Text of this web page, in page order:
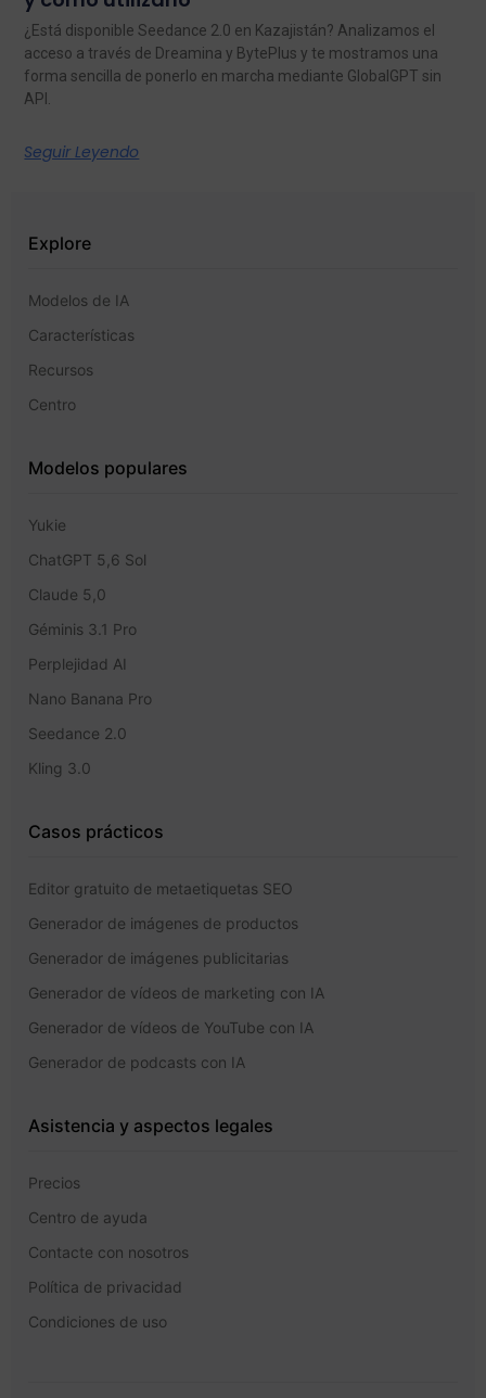
¿Está disponible Seedance 2.0 en Kazajistán? Analizamos el
acceso a través de Dreamina y BytePlus y te mostramos una
forma sencilla de ponerlo en marcha mediante GlobalGPT sin
API.
Seguir Leyendo
Explore
Modelos de IA
Características
Recursos
Centro
Modelos populares
Yukie
ChatGPT 5,6 Sol
Claude 5,0
Géminis 3.1 Pro
Perplejidad AI
Nano Banana Pro
Seedance 2.0
Kling 3.0
Casos prácticos
Editor gratuito de metaetiquetas SEO
Generador de imágenes de productos
Generador de imágenes publicitarias
Generador de vídeos de marketing con IA
Generador de vídeos de YouTube con IA
Generador de podcasts con IA
Asistencia y aspectos legales
Precios
Centro de ayuda
Contacte con nosotros
Política de privacidad
Condiciones de uso